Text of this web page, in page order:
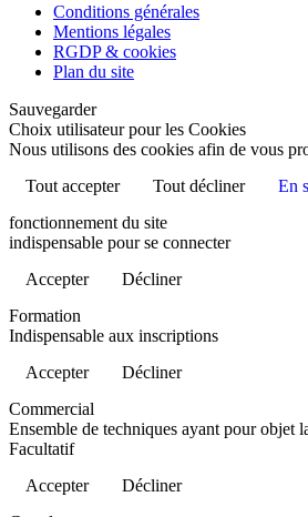
Conditions générales
Mentions légales
RGDP & cookies
Plan du site
Sauvegarder
Choix utilisateur pour les Cookies
Nous utilisons des cookies afin de vous
Tout accepter
Tout décliner
En
fonctionnement du site
indispensable pour se connecter
Accepter
Décliner
Formation
Indispensable aux inscriptions
Accepter
Décliner
Commercial
Ensemble de techniques ayant pour objet
Facultatif
Accepter
Décliner